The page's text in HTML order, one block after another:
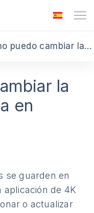
Cómo puedo cambiar la carpeta de salida
la
en
se guarden en
aplicación de 4K
o actualizar